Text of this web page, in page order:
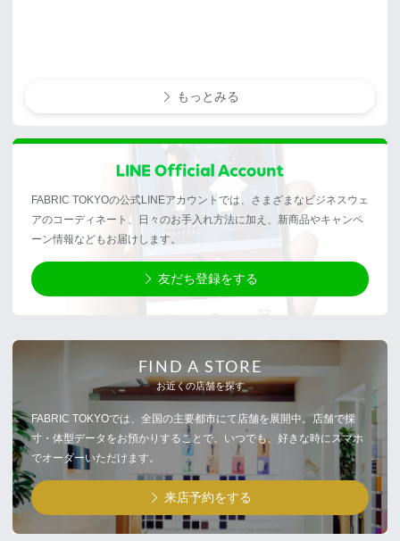
もっとみる
FABRIC TOKYOの公式LINEアカウントでは、さまざまなビジネスウェ
アのコーディネート、日々のお手入れ方法に加え、新商品やキャンペ
ーン情報などもお届けします。
友だち登録をする
FIND A STORE
お近くの店舗を探す
FABRIC TOKYOでは、全国の主要都市にて店舗を展開中。店舗で採
寸・体型データをお預かりすることで、いつでも、好きな時にスマホ
でオーダーいただけます。
来店予約をする